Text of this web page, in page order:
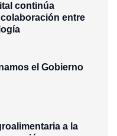
continúa
entre
el Gobierno
a la